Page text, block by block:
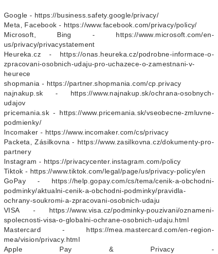
Google - https://business.safety.google/privacy/
Meta, Facebook - https://www.facebook.com/privacy/policy/
Microsoft, Bing - https://www.microsoft.com/en-
us/privacy/privacystatement
Heureka.cz - https://onas.heureka.cz/podrobne-informace-o-
zpracovani-osobnich-udaju-pro-uchazece-o-zamestnani-v-
heurece
shopmania - https://partner.shopmania.com/cp.privacy
najnakup.sk - https://www.najnakup.sk/ochrana-osobnych-
udajov
pricemania.sk - https://www.pricemania.sk/vseobecne-zmluvne-
podmienky/
Incomaker - https://www.incomaker.com/cs/privacy
Packeta, Zásilkovna - https://www.zasilkovna.cz/dokumenty-pro-
partnery
Instagram - https://privacycenter.instagram.com/policy
Tiktok - https://www.tiktok.com/legal/page/us/privacy-policy/en
GoPay - https://help.gopay.com/cs/tema/cenik-a-obchodni-
podminky/aktualni-cenik-a-obchodni-podminky/pravidla-
ochrany-soukromi-a-zpracovani-osobnich-udaju
VISA - https://www.visa.cz/podminky-pouzivani/oznameni-
spolecnosti-visa-o-globalni-ochrane-osobnich-udaju.html
Mastercard - https://mea.mastercard.com/en-region-
mea/vision/privacy.html
Apple Pay & Privacy -